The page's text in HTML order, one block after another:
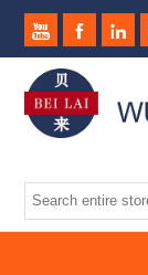
  